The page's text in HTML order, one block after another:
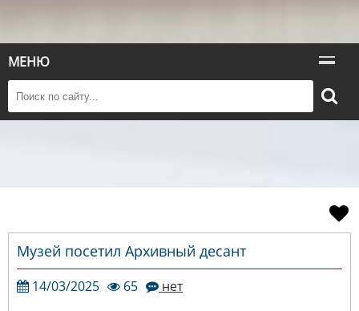
МЕНЮ
Музей посетил Архивный десант
14/03/2025 65 нет